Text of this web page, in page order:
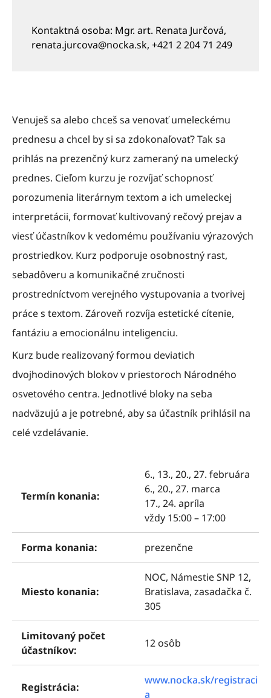
Kontaktná osoba: Mgr. art. Renata Jurčová,
renata.jurcova@nocka.sk, +421 2 204 71 249
Venuješ sa alebo chceš sa venovať umeleckému
prednesu a chcel by si sa zdokonaľovať? Tak sa
prihlás na prezenčný kurz zameraný na umelecký
prednes. Cieľom kurzu je rozvíjať schopnosť
porozumenia literárnym textom a ich umeleckej
interpretácii, formovať kultivovaný rečový prejav a
viesť účastníkov k vedomému používaniu výrazových
prostriedkov. Kurz podporuje osobnostný rast,
sebadôveru a komunikačné zručnosti
prostredníctvom verejného vystupovania a tvorivej
práce s textom. Zároveň rozvíja estetické cítenie,
fantáziu a emocionálnu inteligenciu.
Kurz bude realizovaný formou deviatich
dvojhodinových blokov v priestoroch Národného
osvetového centra. Jednotlivé bloky na seba
nadväzujú a je potrebné, aby sa účastník prihlásil na
celé vzdelávanie.
Termín konania:
6., 13., 20., 27. februára
6., 20., 27. marca
17., 24. apríla
vždy 15:00 – 17:00
Forma konania: prezenčne
Miesto konania:
NOC, Námestie SNP 12,
Bratislava, zasadačka č.
305
Limitovaný počet
účastníkov:
12 osôb
Registrácia:
www.nocka.sk/registraci
a